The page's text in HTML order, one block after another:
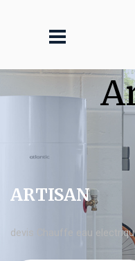
ARTISAN
devis Chauffe eau